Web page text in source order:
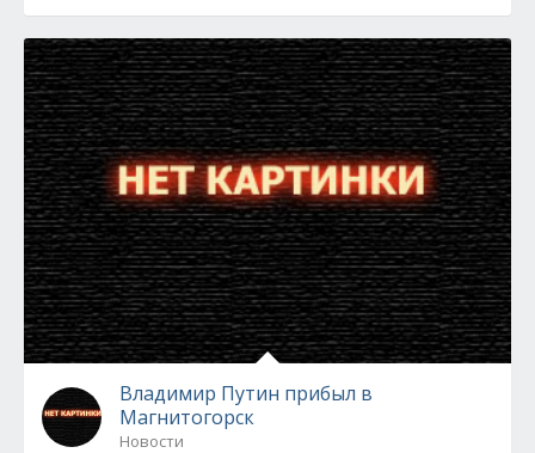
Владимир Путин прибыл в
Магнитогорск
Новости